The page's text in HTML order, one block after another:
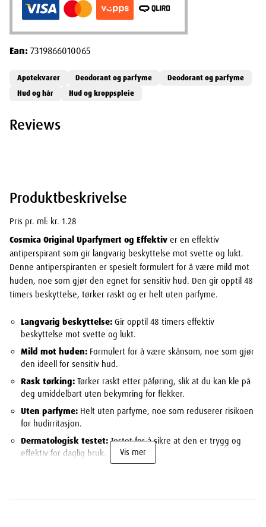
Produktbeskrivelse
Pris pr. ml: kr. 1.28
Cosmica Original Uparfymert og Effektiv er en effektiv
antiperspirant som gir langvarig beskyttelse mot svette og lukt.
Denne antiperspiranten er spesielt formulert for å være mild mot
huden, noe som gjør den egnet for sensitiv hud. Den gir opptil 48
timers beskyttelse, tørker raskt og er helt uten parfyme.
Langvarig beskyttelse: Gir opptil 48 timers effektiv
beskyttelse mot svette og lukt.
Mild mot huden: Formulert for å være skånsom, noe som gjør
den ideell for sensitiv hud.
Rask tørking: Tørker raskt etter påføring, slik at du kan kle på
deg umiddelbart uten bekymring for flekker.
Uten parfyme: Helt uten parfyme, noe som reduserer risikoen
for hudirritasjon.
Dermatologisk testet:Testet for å sikre at den er trygg og
effektiv for daglig bruk.
Vis mer
Ean:7319866010065
Apotekvarer Deodorant og parfyme
Deodorant og parfyme
Hud og hår
Hud og kroppspleie
Reviews